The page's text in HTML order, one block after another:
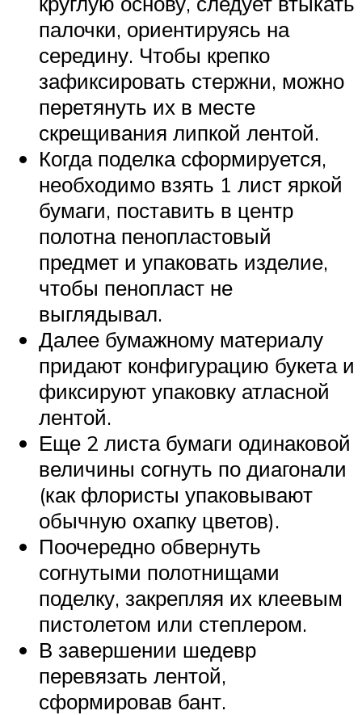
палочки, ориентируясь на
середину. Чтобы крепко
зафиксировать стержни, можно
перетянуть их в месте
скрещивания липкой лентой.
Когда поделка сформируется,
необходимо взять 1 лист яркой
бумаги, поставить в центр
полотна пенопластовый
предмет и упаковать изделие,
чтобы пенопласт не
выглядывал.
Далее бумажному материалу
придают конфигурацию букета и
фиксируют упаковку атласной
лентой.
Еще 2 листа бумаги одинаковой
величины согнуть по диагонали
(как флористы упаковывают
обычную охапку цветов).
Поочередно обвернуть
согнутыми полотнищами
поделку, закрепляя их клеевым
пистолетом или степлером.
В завершении шедевр
перевязать лентой,
сформировав бант.